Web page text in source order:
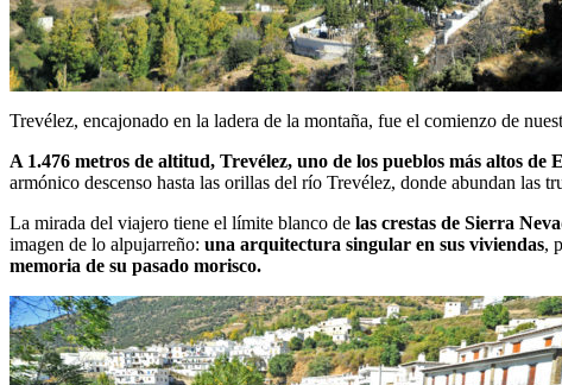
Trevélez, encajonado en la ladera de la montaña, fue el comienzo de
A 1.476 metros de altitud, Trevélez, uno de los pueblos más altos de
armónico descenso hasta las orillas del río Trevélez, donde abundan las
La mirada del viajero tiene el límite blanco de las crestas de Sierra
imagen de lo alpujarreño: una arquitectura singular en sus viviendas,
memoria de su pasado morisco.